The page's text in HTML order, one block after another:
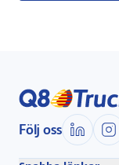
Följ oss